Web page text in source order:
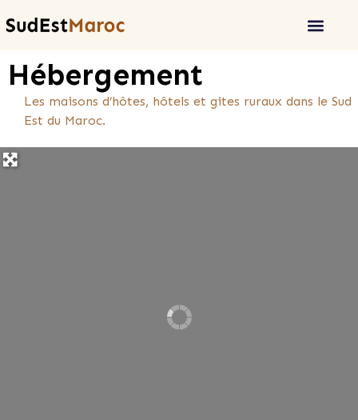
Hébergement
Les maisons d’hôtes, hôtels et gites ruraux dans le Sud
Est du Maroc.